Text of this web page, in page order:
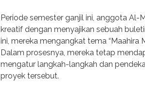
Periode semester ganjil ini, anggota Al-
kreatif dengan menyajikan sebuah
ini, mereka mengangkat tema “Maahira
Dalam prosesnya, mereka tetap
mengatur langkah-langkah dan
proyek tersebut.